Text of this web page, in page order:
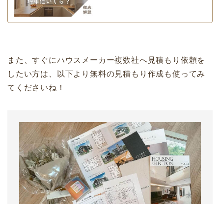
また、すぐにハウスメーカー複数社へ見積もり依頼を
したい方は、以下より無料の見積もり作成も使ってみ
てくださいね！